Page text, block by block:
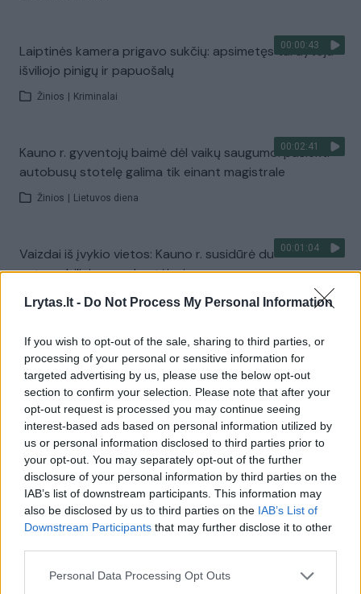
Lrytas.lt - Do Not Process My Personal Information
If you wish to opt-out of the sale, sharing to third parties, or
processing of your personal or sensitive information for
targeted advertising by us, please use the below opt-out
section to confirm your selection. Please note that after your
opt-out request is processed you may continue seeing
interest-based ads based on personal information utilized by
us or personal information disclosed to third parties prior to
your opt-out. You may separately opt-out of the further
disclosure of your personal information by third parties on the
IAB’s list of downstream participants. This information may
also be disclosed by us to third parties on the IAB’s List of
Downstream Participants that may further disclose it to other
Personal Data Processing Opt Outs
00:00:43
Laiptinės kamera prigavo sukčių: apsimetęs tardytoju
išviliojo pinigų ir papuošalų
Žinios Kriminalai
00:02:41
Kauno r. gyventojų baimė dėl vaikų saugumo: pasiekti
autobusų stotelę galima tik einant magistrale
Žinios Lietuvos diena
00:01:04
Vaizdai iš įvykio vietos: Kauno r. susidūrė du
automobiliai, yra nukentėjusių
Žinios | Kriminalai
00:00:44
Kraupi avarija Kauno rajone – partrenktą pėsčiajį
pervažiavo iš paskos važiavęs automobilis
00:02:29
Ne Kauno miesto gyventojams – 16 kartų didesnis
mokestis už darželius
00:02:34
prijungtiems prie Kauno miesto – renka parašus